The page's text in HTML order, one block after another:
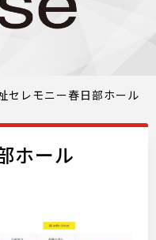
セレモニー春日部ホール
ホール